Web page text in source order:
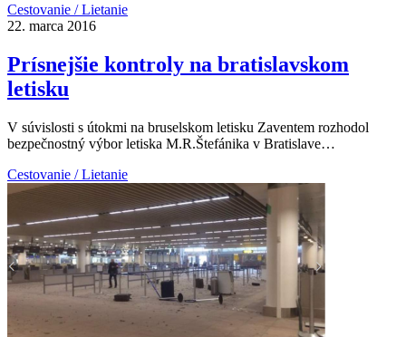
Cestovanie / Lietanie
22. marca 2016
Prísnejšie kontroly na bratislavskom
letisku
V súvislosti s útokmi na bruselskom letisku Zaventem rozhodol
bezpečnostný výbor letiska M.R.Štefánika v Bratislave…
Cestovanie / Lietanie